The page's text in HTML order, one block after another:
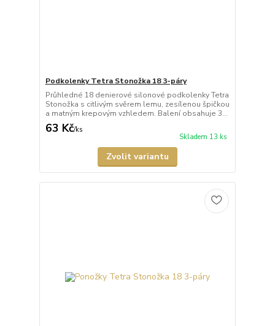
Podkolenky Tetra Stonožka 18 3-páry
Průhledné 18 denierové silonové podkolenky Tetra
Stonožka s citlivým svěrem lemu, zesílenou špičkou
a matným krepovým vzhledem. Balení obsahuje 3...
63 Kč/ks
Skladem 13 ks
Zvolit variantu